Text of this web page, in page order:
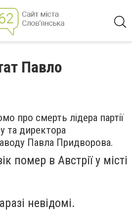
Павло
про смерть лідера партії
та директора
Павла Придворова.
помер в Австрії у місті
невідомі.